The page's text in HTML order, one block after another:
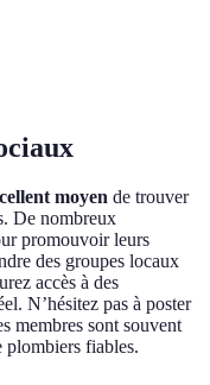
moyen de trouver
De nombreux
promouvoir leurs
des groupes locaux
accès à des
N’hésitez pas à poster
membres sont souvent
plombiers fiables.